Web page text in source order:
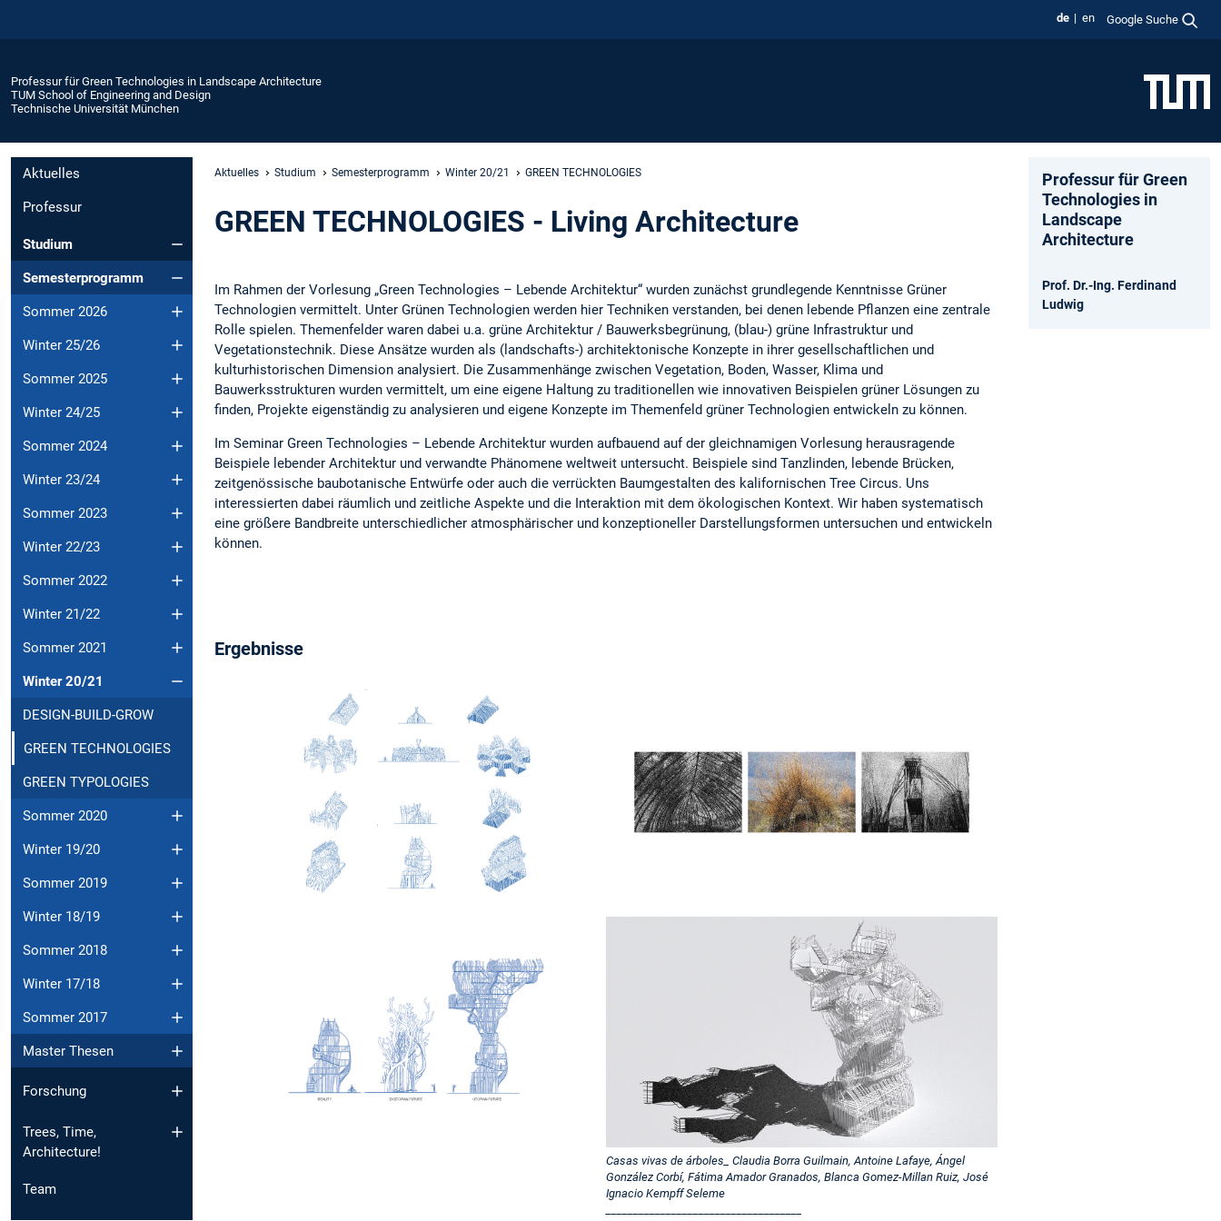
de en Google Suche
Professur für Green Technologies in Landscape Architecture
TUM School of Engineering and Design
Technische Universität München
Aktuelles
Professur
Studium
Semesterprogramm
Sommer 2026
Winter 25/26
Sommer 2025
Winter 24/25
Sommer 2024
Winter 23/24
Sommer 2023
Winter 22/23
Sommer 2022
Winter 21/22
Sommer 2021
Winter 20/21
DESIGN-BUILD-GROW
GREEN TECHNOLOGIES
GREEN TYPOLOGIES
Sommer 2020
Winter 19/20
Sommer 2019
Winter 18/19
Sommer 2018
Winter 17/18
Sommer 2017
Master Thesen
Forschung
Trees, Time,
Architecture!
Team
Aktuelles Studium Semesterprogramm Winter 20/21 GREEN TECHNOLOGIES
GREEN TECHNOLOGIES - Living Architecture
Im Rahmen der Vorlesung „Green Technologies – Lebende Architektur“ wurden zunächst grundlegende Kenntnisse Grüner
Technologien vermittelt. Unter Grünen Technologien werden hier Techniken verstanden, bei denen lebende Pflanzen eine zentrale
Rolle spielen. Themenfelder waren dabei u.a. grüne Architektur / Bauwerksbegrünung, (blau-) grüne Infrastruktur und
Vegetationstechnik. Diese Ansätze wurden als (landschafts-) architektonische Konzepte in ihrer gesellschaftlichen und
kulturhistorischen Dimension analysiert. Die Zusammenhänge zwischen Vegetation, Boden, Wasser, Klima und
Bauwerksstrukturen wurden vermittelt, um eine eigene Haltung zu traditionellen wie innovativen Beispielen grüner Lösungen zu
finden, Projekte eigenständig zu analysieren und eigene Konzepte im Themenfeld grüner Technologien entwickeln zu können.
Im Seminar Green Technologies – Lebende Architektur wurden aufbauend auf der gleichnamigen Vorlesung herausragende
Beispiele lebender Architektur und verwandte Phänomene weltweit untersucht. Beispiele sind Tanzlinden, lebende Brücken,
zeitgenössische baubotanische Entwürfe oder auch die verrückten Baumgestalten des kalifornischen Tree Circus. Uns
interessierten dabei räumlich und zeitliche Aspekte und die Interaktion mit dem ökologischen Kontext. Wir haben systematisch
eine größere Bandbreite unterschiedlicher atmosphärischer und konzeptioneller Darstellungsformen untersuchen und entwickeln
können.
Ergebnisse
Casas vivas de árboles_ Claudia Borra Guilmain, Antoine Lafaye, Ángel
González Corbí, Fátima Amador Granados, Blanca Gomez-Millan Ruiz, José
Ignacio Kempff Seleme
Professur für Green
Technologies in
Landscape
Architecture
Prof. Dr.-Ing. Ferdinand
Ludwig